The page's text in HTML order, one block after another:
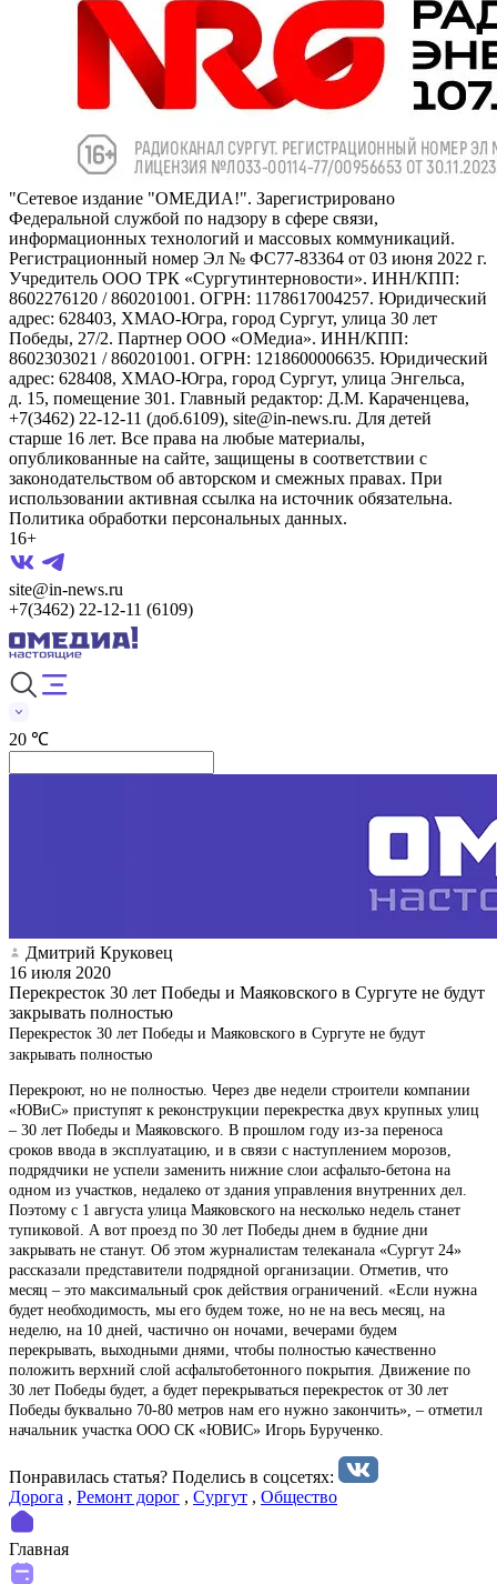
"Сетевое издание "ОМЕДИА!". Зарегистрировано
Федеральной службой по надзору в сфере связи,
информационных технологий и массовых коммуникаций.
Регистрационный номер Эл № ФС77-83364 от 03 июня 2022 г.
Учредитель ООО ТРК «Сургутинтерновости». ИНН/КПП:
8602276120 / 860201001. ОГРН: 1178617004257. Юридический
адрес: 628403, ХМАО-Югра, город Сургут, улица 30 лет
Победы, 27/2. Партнер ООО «ОМедиа». ИНН/КПП:
8602303021 / 860201001. ОГРН: 1218600006635. Юридический
адрес: 628408, ХМАО-Югра, город Сургут, улица Энгельса,
д. 15, помещение 301. Главный редактор: Д.М. Караченцева,
+7(3462) 22-12-11 (доб.6109), site@in-news.ru. Для детей
старше 16 лет. Все права на любые материалы,
опубликованные на сайте, защищены в соответствии с
законодательством об авторском и смежных правах. При
использовании активная ссылка на источник обязательна.
Политика обработки персональных данных.
16+
site@in-news.ru
+7(3462) 22-12-11 (6109)
20 ℃
Дмитрий Круковец
16 июля 2020
Перекресток 30 лет Победы и Маяковского в Сургуте не будут
закрывать полностью
Перекресток 30 лет Победы и Маяковского в Сургуте не будут
закрывать полностью
Перекроют, но не полностью. Через две недели строители компании
«ЮВиС» приступят к реконструкции перекрестка двух крупных улиц
– 30 лет Победы и Маяковского. В прошлом году из-за переноса
сроков ввода в эксплуатацию, и в связи с наступлением морозов,
подрядчики не успели заменить нижние слои асфальто-бетона на
одном из участков, недалеко от здания управления внутренних дел.
Поэтому с 1 августа улица Маяковского на несколько недель станет
тупиковой. А вот проезд по 30 лет Победы днем в будние дни
закрывать не станут. Об этом журналистам телеканала «Сургут 24»
рассказали представители подрядной организации. Отметив, что
месяц – это максимальный срок действия ограничений. «Если нужна
будет необходимость, мы его будем тоже, но не на весь месяц, на
неделю, на 10 дней, частично он ночами, вечерами будем
перекрывать, выходными днями, чтобы полностью качественно
положить верхний слой асфальтобетонного покрытия. Движение по
30 лет Победы будет, а будет перекрываться перекресток от 30 лет
Победы буквально 70-80 метров нам его нужно закончить», – отметил
начальник участка ООО СК «ЮВИС» Игорь Бурученко.
Понравилась статья? Поделиcь в соцсетях:
Дорога , Ремонт дорог , Сургут , Общество
Главная